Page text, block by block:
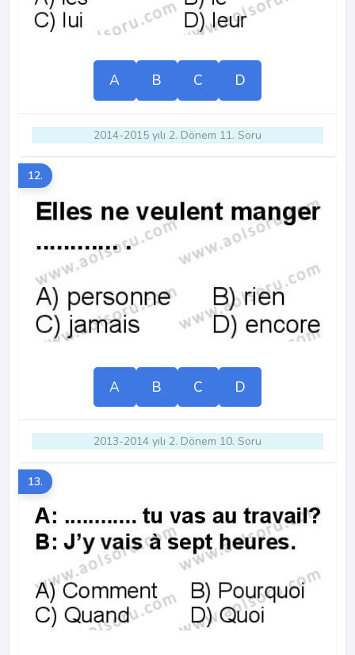
A B C D
2014-2015 yılı 2. Dönem 11. Soru
12.
A B C D
2013-2014 yılı 2. Dönem 10. Soru
13.